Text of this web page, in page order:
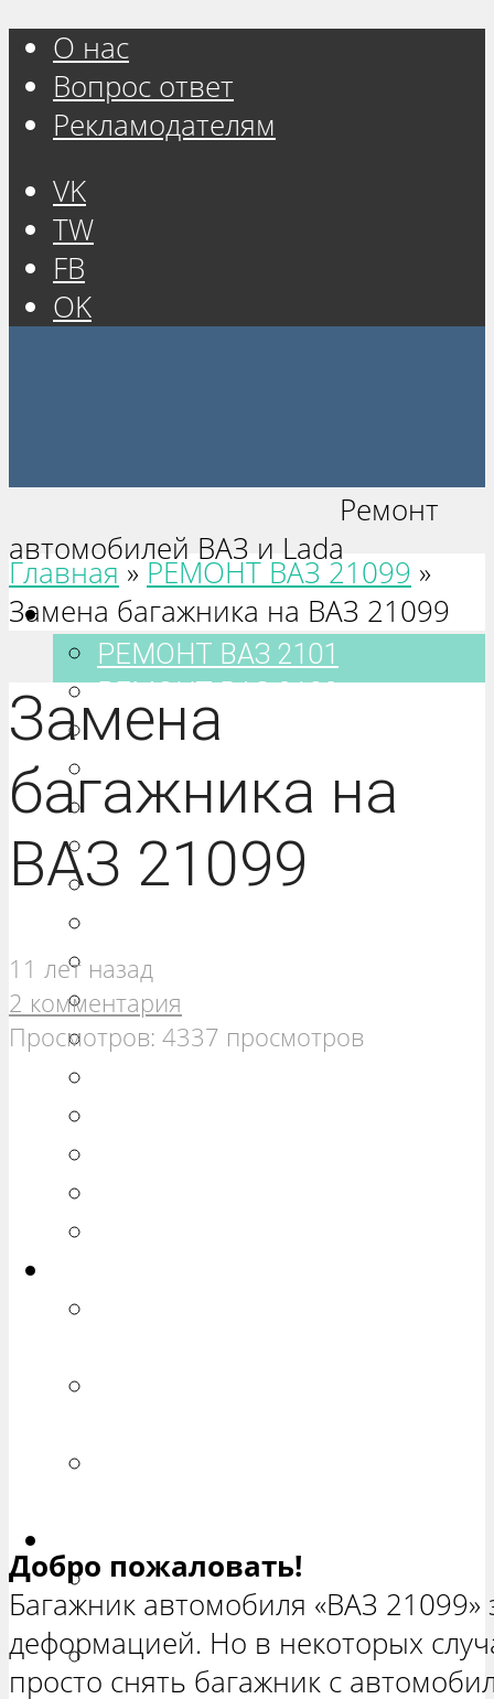
О нас
Вопрос ответ
Рекламодателям
VK
TW
FB
OK
Ремонт
автомобилей ВАЗ и Lada
Ваз 2101-2115
РЕМОНТ ВАЗ 2101
РЕМОНТ ВАЗ 2102
РЕМОНТ ВАЗ 2103
РЕМОНТ ВАЗ 2105
РЕМОНТ ВАЗ 2106
РЕМОНТ ВАЗ 2107
РЕМОНТ ВАЗ 2109
РЕМОНТ ВАЗ 21099
РЕМОНТ ВАЗ 2110
РЕМОНТ ВАЗ 2170 «ПРИОРА
СЕДАН»
РЕМОНТ ВАЗ 2171 «ПРИОРА
Главная » РЕМОНТ ВАЗ 21099 »
Замена багажника на ВАЗ 21099
Замена
багажника на
ВАЗ 21099
11 лет назад
2 комментария
Просмотров: 4337 просмотров
Добро пожаловать!
Багажник автомобиля «ВАЗ 21099»
деформацией. Но в некоторых
просто снять багажник с